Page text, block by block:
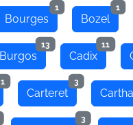
Bourges
1
Bozel
1
Burgos
13
Cadix
11
1
Carteret
3
3